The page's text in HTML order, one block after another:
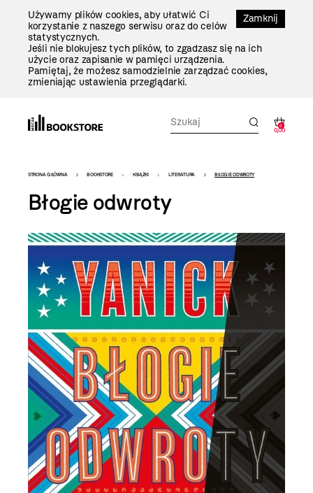
Zamknij
Używamy plików cookies, aby ułatwić Ci
korzystanie z naszego serwisu oraz do celów
statystycznych.
Jeśli nie blokujesz tych plików, to zgadzasz się na ich
użycie oraz zapisanie w pamięci urządzenia.
Pamiętaj, że możesz samodzielnie zarządzać cookies,
zmieniając ustawienia przeglądarki.
0
0,00
Bookstore
-
szablon
szczegóły
STRONA GŁÓWNA BOOKSTORE KSIĄŻKI LITERATURA BŁOGIE ODWROTY
Błogie odwroty